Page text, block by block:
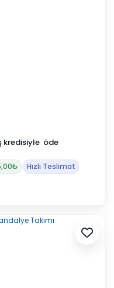
kredisiyle öde
Hızlı Teslimat